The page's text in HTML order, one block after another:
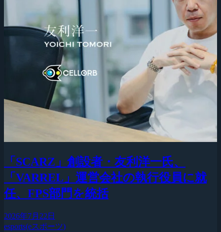
「SCARZ」創設者・友利洋一氏、
「VARREL」運営会社の執行役員に就
任、FPS部門を統括
2026年7月22日
esports(eスポーツ)